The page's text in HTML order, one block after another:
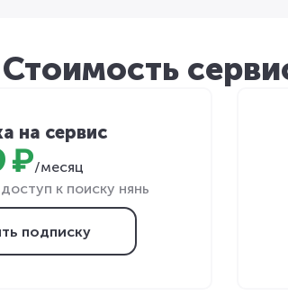
Стоимость
на сервис
₽/месяц
к поиску нянь
подписку